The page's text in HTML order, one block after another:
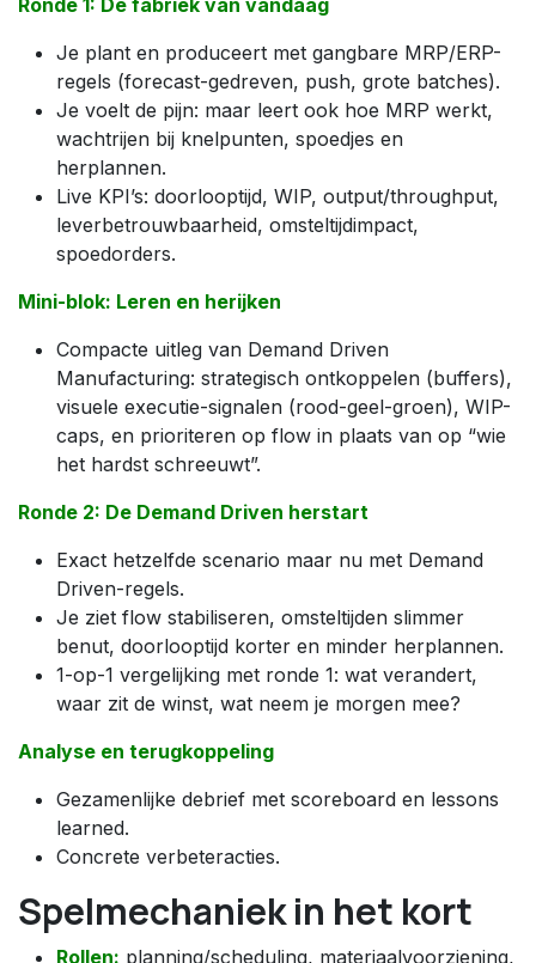
Ronde 1: De fabriek van vandaag
Je plant en produceert met gangbare MRP/ERP-
regels (forecast-gedreven, push, grote batches).
Je voelt de pijn: maar leert ook hoe MRP werkt,
wachtrijen bij knelpunten, spoedjes en
herplannen.
Live KPI’s: doorlooptijd, WIP, output/throughput,
leverbetrouwbaarheid, omsteltijdimpact,
spoedorders.
Mini-blok: Leren en herijken
Compacte uitleg van Demand Driven
Manufacturing: strategisch ontkoppelen (buffers),
visuele executie-signalen (rood-geel-groen), WIP-
caps, en prioriteren op flow in plaats van op “wie
het hardst schreeuwt”.
Ronde 2: De Demand Driven herstart
Exact hetzelfde scenario maar nu met Demand
Driven-regels.
Je ziet flow stabiliseren, omsteltijden slimmer
benut, doorlooptijd korter en minder herplannen.
1-op-1 vergelijking met ronde 1: wat verandert,
waar zit de winst, wat neem je morgen mee?
Analyse en terugkoppeling
Gezamenlijke debrief met scoreboard en lessons
learned.
Concrete verbeteracties.
Spelmechaniek in het kort
Rollen: planning/scheduling, materiaalvoorziening,